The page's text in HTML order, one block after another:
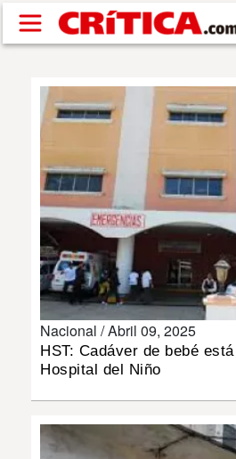
Pasar al contenido principal
SUCESOS
NACIONAL
POLÍTICA
SHOW
DEPORTES
INSÓLITAS
Nacional /Abril 09, 2025
HST: Cadáver de bebé
Hospital del Niño